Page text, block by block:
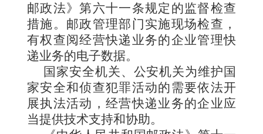
邮政法》第六十一条规定的监督检查
措施。邮政管理部门实施现场检查，
有权查阅经营快递业务的企业管理快
递业务的电子数据。
国家安全机关、公安机关为维护国
家安全和侦查犯罪活动的需要依法开
展执法活动，经营快递业务的企业应
当提供技术支持和协助。